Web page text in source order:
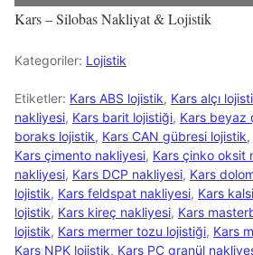
Kars – Silobas Nakliyat & Lojistik
Kategoriler: Lojistik
Etiketler: Kars ABS lojistik, Kars alçı
nakliyesi, Kars barit lojistiği, Kars beyaz
boraks lojistik, Kars CAN gübresi lojistik,
Kars çimento nakliyesi, Kars çinko oksit
nakliyesi, Kars DCP nakliyesi, Kars
lojistik, Kars feldspat nakliyesi, Kars
lojistik, Kars kireç nakliyesi, Kars
lojistik, Kars mermer tozu lojistiği, Kars
Kars NPK lojistik, Kars PC granül